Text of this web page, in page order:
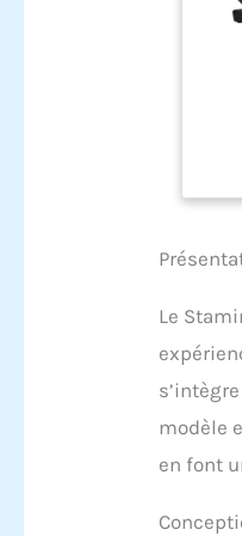
Le
modèle
en font